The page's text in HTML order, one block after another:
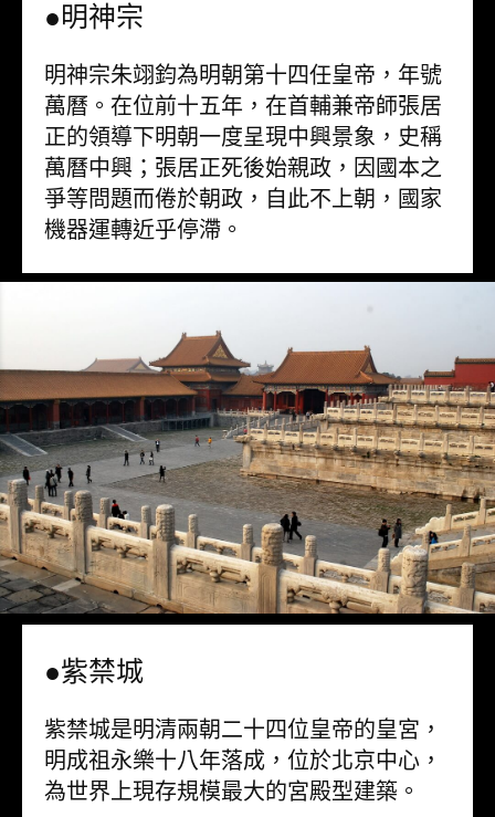
●明神宗
明神宗朱翊鈞為明朝第十四任皇帝，年號
萬曆。在位前十五年，在首輔兼帝師張居
正的領導下明朝一度呈現中興景象，史稱
萬曆中興；張居正死後始親政，因國本之
爭等問題而倦於朝政，自此不上朝，國家
機器運轉近乎停滯。
●紫禁城
紫禁城是明清兩朝二十四位皇帝的皇宮，
明成祖永樂十八年落成，位於北京中心，
為世界上現存規模最大的宮殿型建築。